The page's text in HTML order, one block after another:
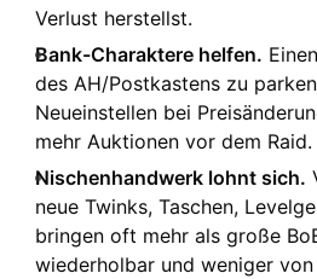
Verlust herstellst.
Bank-Charaktere helfen.
des AH/Postkastens zu
Neueinstellen bei
mehr Auktionen vor dem Raid.
Nischenhandwerk lohnt sich.
neue Twinks, Taschen,
bringen oft mehr als große
wiederholbar und weniger